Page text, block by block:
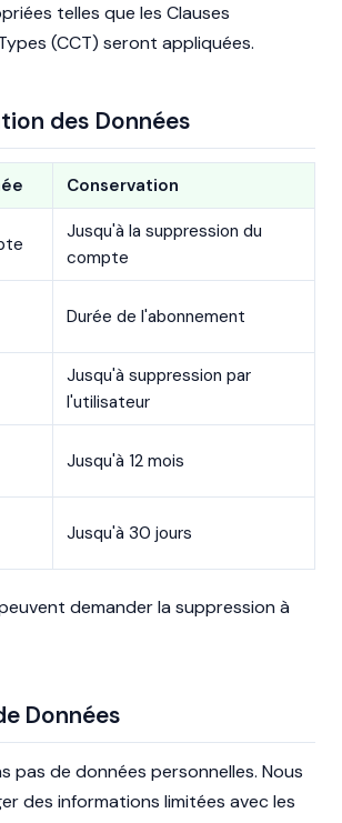
telles que les Clauses
(CCT) seront appliquées.
des Données
Conservation
Jusqu'à la suppression du
compte
Durée de l'abonnement
Jusqu'à suppression par
l'utilisateur
Jusqu'à 12 mois
Jusqu'à 30 jours
demander la suppression à
Données
pas de données personnelles. Nous
des informations limitées avec les